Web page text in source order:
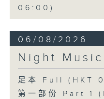
06:00)
06/08/2026
Night Music
足本 Full (HKT
第一部份 Part 1